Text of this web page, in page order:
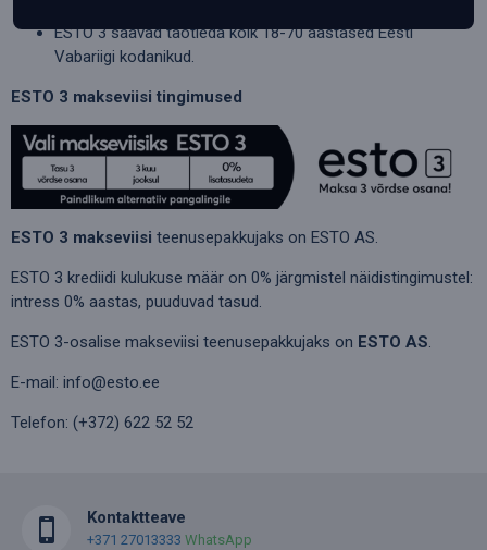
ESTO 3 saavad taotleda kõik 18-70 aastased Eesti
Vabariigi kodanikud.
ESTO 3 makseviisi tingimused
ESTO 3 makseviisi teenusepakkujaks on ESTO AS.
ESTO 3 krediidi kulukuse määr on 0% järgmistel näidistingimustel:
intress 0% aastas, puuduvad tasud.
ESTO 3-osalise makseviisi teenusepakkujaks on ESTO AS.
E-mail: info@esto.ee
Telefon: (+372) 622 52 52
Kontaktteave
+371 27013333 WhatsApp